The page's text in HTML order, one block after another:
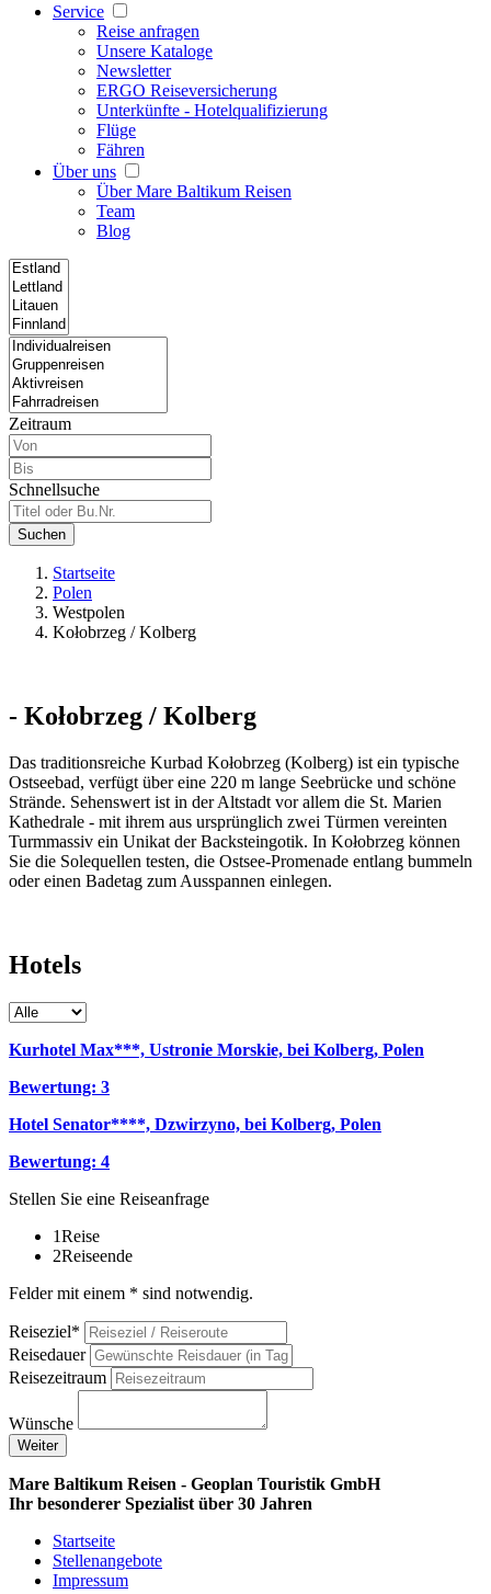
Service
Reise anfragen
Unsere Kataloge
Newsletter
ERGO Reiseversicherung
Unterkünfte - Hotelqualifizierung
Flüge
Fähren
Über uns
Über Mare Baltikum Reisen
Team
Blog
Zeitraum
Schnellsuche
Suchen
Startseite
Polen
Westpolen
Kołobrzeg / Kolberg
- Kołobrzeg / Kolberg
Das traditionsreiche Kurbad Kołobrzeg (Kolberg) ist ein typische
Ostseebad, verfügt über eine 220 m lange Seebrücke und schöne
Strände. Sehenswert ist in der Altstadt vor allem die St. Marien
Kathedrale - mit ihrem aus ursprünglich zwei Türmen vereinten
Turmmassiv ein Unikat der Backsteingotik. In Kołobrzeg können
Sie die Solequellen testen, die Ostsee-Promenade entlang bummeln
oder einen Badetag zum Ausspannen einlegen.
Hotels
Kurhotel Max***, Ustronie Morskie, bei Kolberg, Polen
Bewertung: 3
Hotel Senator****, Dzwirzyno, bei Kolberg, Polen
Bewertung: 4
Stellen Sie eine Reiseanfrage
1Reise
2Reiseende
Felder mit einem * sind notwendig.
Reiseziel*
Reisedauer
Reisezeitraum
Wünsche
Weiter
Mare Baltikum Reisen - Geoplan Touristik GmbH
Ihr besonderer Spezialist über 30 Jahren
Startseite
Stellenangebote
Impressum